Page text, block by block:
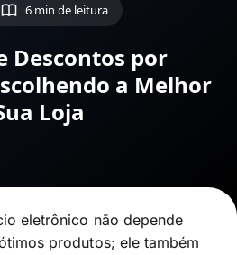
6 min de leitura
Descontos por
a Melhor
Loja
eletrônico não depende
produtos; ele também